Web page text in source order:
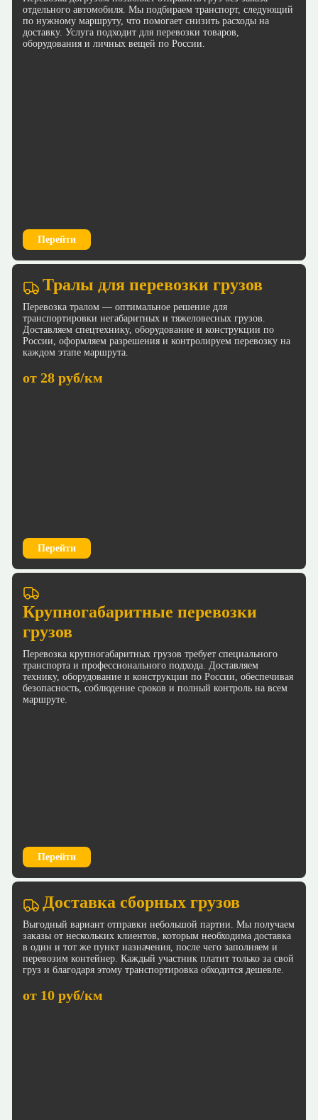
отдельного автомобиля. Мы подбираем транспорт, следующий
по нужному маршруту, что помогает снизить расходы на
доставку. Услуга подходит для перевозки товаров,
оборудования и личных вещей по России.
Перейти
Тралы для перевозки грузов
Перевозка тралом — оптимальное решение для
транспортировки негабаритных и тяжеловесных грузов.
Доставляем спецтехнику, оборудование и конструкции по
России, оформляем разрешения и контролируем перевозку на
каждом этапе маршрута.
от 28 руб/км
Перейти
Крупногабаритные перевозки
грузов
Перевозка крупногабаритных грузов требует специального
транспорта и профессионального подхода. Доставляем
технику, оборудование и конструкции по России, обеспечивая
безопасность, соблюдение сроков и полный контроль на всем
маршруте.
Перейти
Доставка сборных грузов
Выгодный вариант отправки небольшой партии. Мы получаем
заказы от нескольких клиентов, которым необходима доставка
в один и тот же пункт назначения, после чего заполняем и
перевозим контейнер. Каждый участник платит только за свой
груз и благодаря этому транспортировка обходится дешевле.
от 10 руб/км